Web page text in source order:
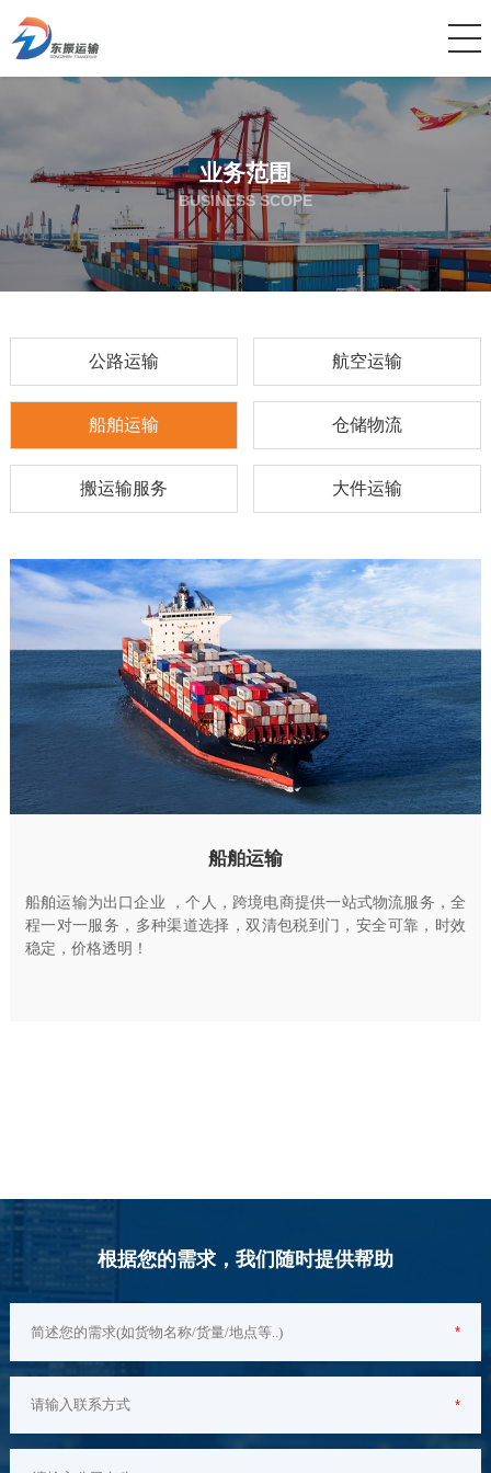
业务范围
BUSINESS SCOPE
公路运输 航空运输
船舶运输 仓储物流
搬运输服务 大件运输
船舶运输
船舶运输为出口企业 ，个人，跨境电商提供一站式物流服务，全
程一对一服务，多种渠道选择，双清包税到门，安全可靠，时效
稳定，价格透明！
根据您的需求，我们随时提供帮助
*
*